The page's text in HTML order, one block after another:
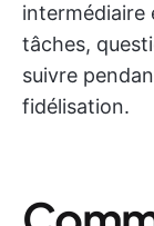
intermédiaire
tâches,
suivre
fidélisation.